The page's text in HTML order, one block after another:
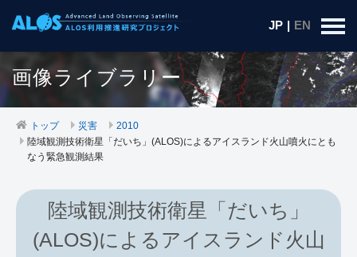
JP | EN
画像ライブラリー
トップ 災害
2010
陸域観測技術衛星「だいち」(ALOS)によるアイスランド火山噴火にとも
なう緊急観測結果
陸域観測技術衛星「だいち」
(ALOS)によるアイスランド火山